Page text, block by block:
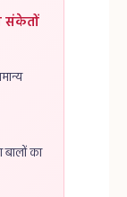
संकेतों
का